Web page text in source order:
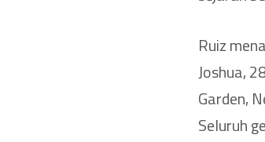
Ruiz
Joshua,
Garden,
Seluruh